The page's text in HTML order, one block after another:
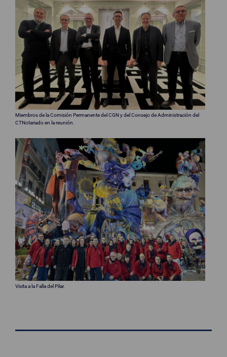
Miembros de la Comisión Permanente del CGN y del Consejo de Administración del
CTNotariado en la reunión.
Visita a la Falla del Pilar.